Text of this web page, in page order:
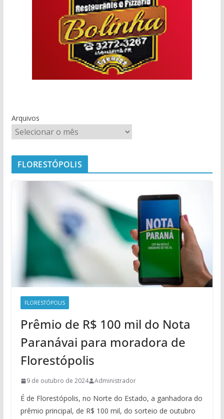
Arquivos
FLORESTÓPOLIS
FLORESTÓPOLIS
Prêmio de R$ 100 mil do Nota
Paranávai para moradora de
Florestópolis
9 de outubro de 2024 Administrador
É de Florestópolis, no Norte do Estado, a ganhadora do
prêmio principal, de R$ 100 mil, do sorteio de outubro